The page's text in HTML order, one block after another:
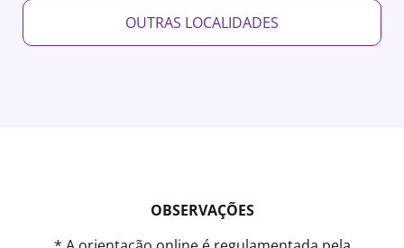
OUTRAS LOCALIDADES
OBSERVAÇÕES